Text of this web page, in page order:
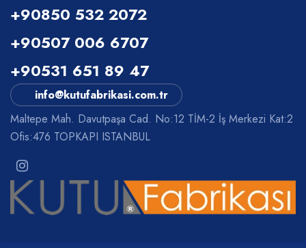
+90850 532 2072
+90507 006 6707
+90531 651 89 47
info@kutufabrikasi.com.tr
Maltepe Mah. Davutpaşa Cad. No:12 TİM-2 İş Merkezi Kat:2
Ofis:476 TOPKAPI ISTANBUL